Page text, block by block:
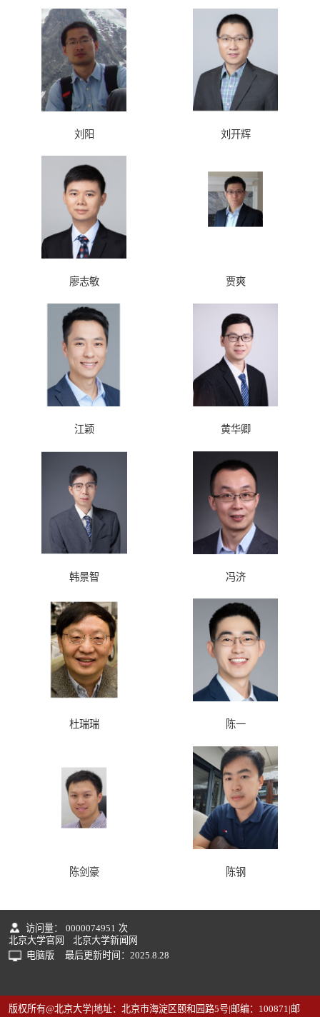
刘阳 刘开辉
廖志敏 贾爽
江颖 黄华卿
韩景智 冯济
杜瑞瑞 陈一
陈剑豪 陈钢
访问量： 0000074951 次
北京大学官网
北京大学新闻网
电脑版
最后更新时间： 2025.8.28
版权所有@北京大学|地址：北京市海淀区颐和园路5号|邮编：100871|邮